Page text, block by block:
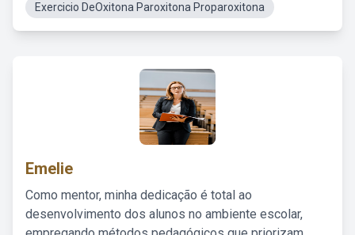
Exercicio DeOxitona Paroxitona Proparoxitona
Emelie
Como mentor, minha dedicação é total ao
desenvolvimento dos alunos no ambiente escolar,